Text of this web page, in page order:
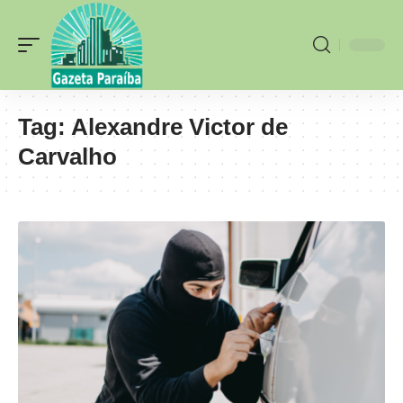
Tag: Alexandre Victor de
Carvalho